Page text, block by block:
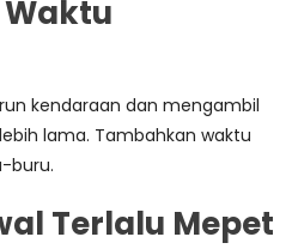
kendaraan dan mengambil
lama. Tambahkan waktu
buru.
Terlalu Mepet